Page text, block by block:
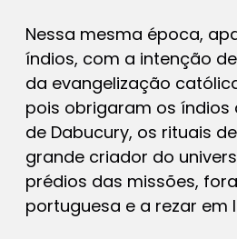
Nessa mesma época,
índios, com a intenção
da evangelização
pois obrigaram os
de Dabucury, os rituais
grande criador do
prédios das missões,
portuguesa e a rezar em